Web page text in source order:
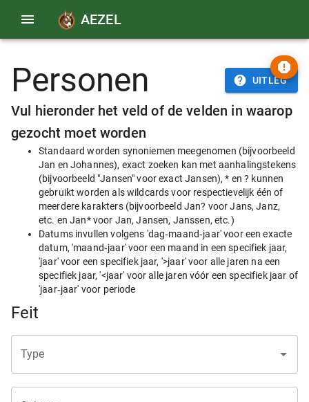
AEZEL
Personen UITLEG
Vul hieronder het veld of de velden in waarop
gezocht moet worden
Standaard worden synoniemen meegenomen (bijvoorbeeld
Jan en Johannes), exact zoeken kan met aanhalingstekens
(bijvoorbeeld "Jansen" voor exact Jansen), * en ? kunnen
gebruikt worden als wildcards voor respectievelijk één of
meerdere karakters (bijvoorbeeld Jan? voor Jans, Janz,
etc. en Jan* voor Jan, Jansen, Janssen, etc.)
Datums invullen volgens 'dag‑maand‑jaar' voor een exacte
datum, 'maand‑jaar' voor een maand in een specifiek jaar,
'jaar' voor een specifiek jaar, '>jaar' voor alle jaren na een
specifiek jaar, '<jaar' voor alle jaren vóór een specifiek jaar of
'jaar‑jaar' voor periode
Feit
Type